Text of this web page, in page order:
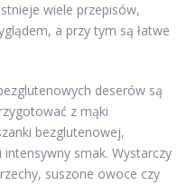
wiele przepisów,
a przy tym są łatwe
deserów są
z mąki
bezglutenowej,
intensywny smak. Wystarczy
suszone owoce czy